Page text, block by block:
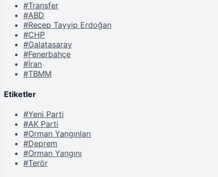
#Transfer
#ABD
#Recep Tayyip Erdoğan
#CHP
#Galatasaray
#Fenerbahçe
#İran
#TBMM
Etiketler
#Yeni Parti
#AK Parti
#Orman Yangınları
#Deprem
#Orman Yangını
#Terör